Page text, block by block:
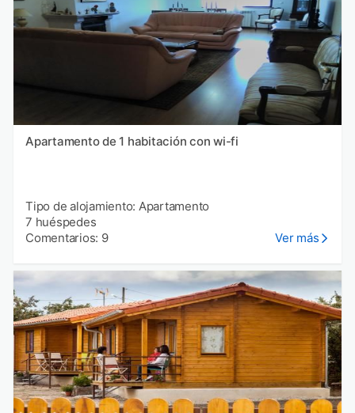
Apartamento de 1 habitación con wi-fi
Tipo de alojamiento: Apartamento
7 huéspedes
Comentarios: 9
Ver más